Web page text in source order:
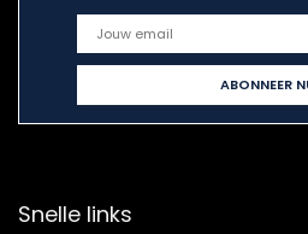
Snelle links